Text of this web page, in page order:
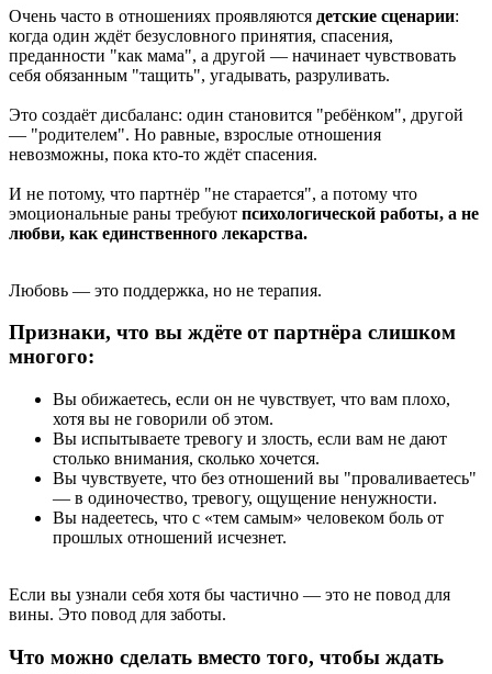
Очень часто в отношениях проявляются детские сценарии:
когда один ждёт безусловного принятия, спасения,
преданности "как мама", а другой — начинает чувствовать
себя обязанным "тащить", угадывать, разруливать.
Это создаёт дисбаланс: один становится "ребёнком", другой
— "родителем". Но равные, взрослые отношения
невозможны, пока кто-то ждёт спасения.
И не потому, что партнёр "не старается", а потому что
эмоциональные раны требуют психологической работы, а не
любви, как единственного лекарства.
Любовь — это поддержка, но не терапия.
Признаки, что вы ждёте от партнёра слишком
многого:
Вы обижаетесь, если он не чувствует, что вам плохо,
хотя вы не говорили об этом.
Вы испытываете тревогу и злость, если вам не дают
столько внимания, сколько хочется.
Вы чувствуете, что без отношений вы "проваливаетесь"
— в одиночество, тревогу, ощущение ненужности.
Вы надеетесь, что с «тем самым» человеком боль от
прошлых отношений исчезнет.
Если вы узнали себя хотя бы частично — это не повод для
вины. Это повод для заботы.
Что можно сделать вместо того, чтобы ждать